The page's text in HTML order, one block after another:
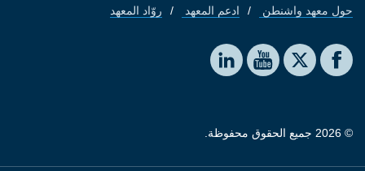
Footer quick links
حول معهد واشنطن ادعم المعهد روّاد المعهد
Social media
The Washington Institute on Facebook
The Washington Institute on X
The Washington Institute on YouTube
The Washington Institute on LinkedIn
© 2026 جميع الحقوق محفوظة.